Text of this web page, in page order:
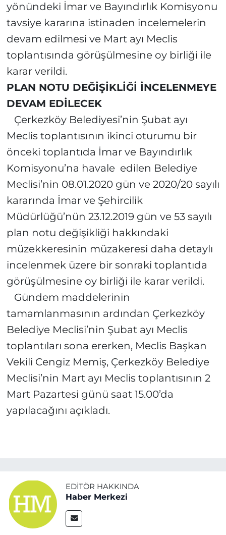
yönündeki İmar ve Bayındırlık Komisyonu
tavsiye kararına istinaden incelemelerin
devam edilmesi ve Mart ayı Meclis
toplantısında görüşülmesine oy birliği ile
karar verildi.
PLAN NOTU DEĞİŞİKLİĞİ İNCELENMEYE
DEVAM EDİLECEK
Çerkezköy Belediyesi’nin Şubat ayı
Meclis toplantısının ikinci oturumu bir
önceki toplantıda İmar ve Bayındırlık
Komisyonu’na havale edilen Belediye
Meclisi’nin 08.01.2020 gün ve 2020/20 sayılı
kararında İmar ve Şehircilik
Müdürlüğü’nün 23.12.2019 gün ve 53 sayılı
plan notu değişikliği hakkındaki
müzekkeresinin müzakeresi daha detaylı
incelenmek üzere bir sonraki toplantıda
görüşülmesine oy birliği ile karar verildi.
Gündem maddelerinin
tamamlanmasının ardından Çerkezköy
Belediye Meclisi’nin Şubat ayı Meclis
toplantıları sona ererken, Meclis Başkan
Vekili Cengiz Memiş, Çerkezköy Belediye
Meclisi’nin Mart ayı Meclis toplantısının 2
Mart Pazartesi günü saat 15.00’da
yapılacağını açıkladı.
EDITÖR HAKKINDA
Haber Merkezi